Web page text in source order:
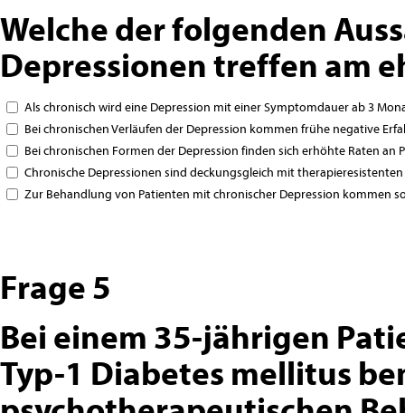
Welche der folgenden
Depressionen treffen am
Als chronisch wird eine Depression mit einer Symptomdauer ab 3
Bei chronischen Verläufen der Depression kommen frühe negative
Bei chronischen Formen der Depression finden sich erhöhte Raten
Chronische Depressionen sind deckungsgleich mit
Zur Behandlung von Patienten mit chronischer Depression kommen
Frage 5
Bei einem 35-jährigen
Typ-1 Diabetes mellitus